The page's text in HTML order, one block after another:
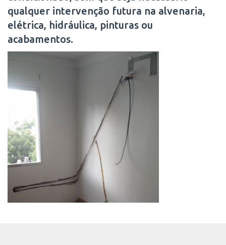
qualquer intervenção futura na alvenaria,
elétrica, hidráulica, pinturas ou
acabamentos.